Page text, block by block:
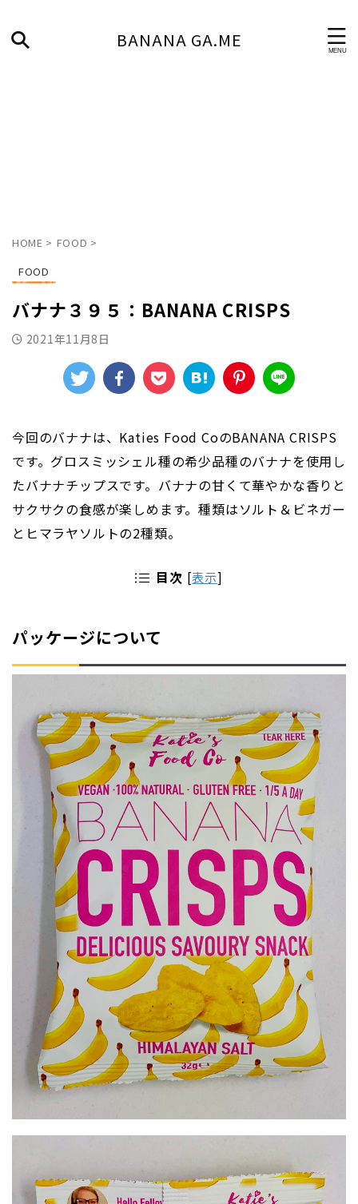
BANANA GA.ME
HOME > FOOD >
FOOD
バナナ３９５：BANANA CRISPS
2021年11月8日
今回のバナナは、Katies Food CoのBANANA CRISPS
です。グロスミッシェル種の希少品種のバナナを使用し
たバナナチップスです。バナナの甘くて華やかな香りと
サクサクの食感が楽しめます。種類はソルト＆ビネガー
とヒマラヤソルトの2種類。
目次 [表示]
パッケージについて